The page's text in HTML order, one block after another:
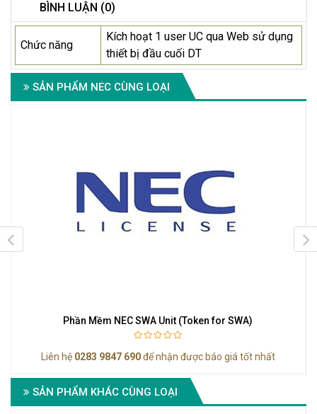
BÌNH LUẬN (0)
Chức năng
Kích hoạt 1 user UC qua Web sử dụng
thiết bị đầu cuối DT
SẢN PHẨM NEC CÙNG LOẠI
Phần Mềm NEC SWA Unit (Token for SWA)
Liên hệ 0283 9847 690để nhận được báo giá tốt nhất
SẢN PHẨM KHÁC CÙNG LOẠI